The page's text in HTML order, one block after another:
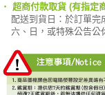
‧ 超商付款取貨 (有指定
配送到貨日：於訂單完
六、日，或特殊公告公